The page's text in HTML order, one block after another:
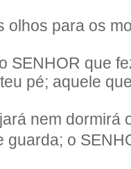
olhos para os
SENHOR que
pé; aquele
nem dormirá
guarda; o